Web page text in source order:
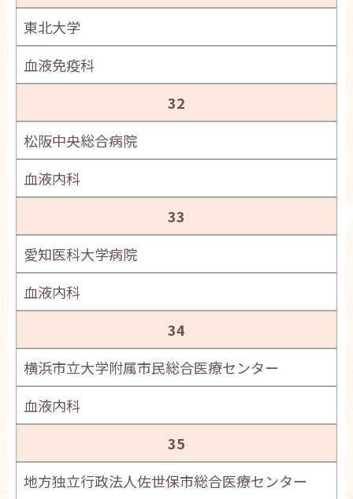
東北大学
血液免疫科
32
松阪中央総合病院
血液内科
33
愛知医科大学病院
血液内科
34
横浜市立大学附属市民総合医療センター
血液内科
35
地方独立行政法人佐世保市総合医療センター